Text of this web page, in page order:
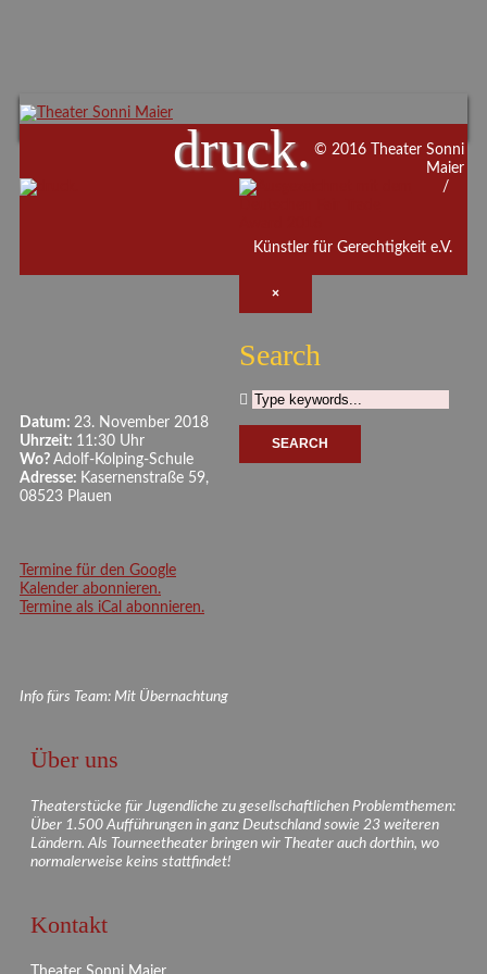
druck.
Datum: 23. November 2018
Uhrzeit: 11:30 Uhr
Wo? Adolf-Kolping-Schule
Adresse: Kasernenstraße 59,
08523 Plauen
Termine für den Google
Kalender abonnieren.
Termine als iCal abonnieren.
Info fürs Team: Mit Übernachtung
Über uns
Theaterstücke für Jugendliche zu gesellschaftlichen Problemthemen:
Über 1.500 Aufführungen in ganz Deutschland sowie 23 weiteren
Ländern. Als Tourneetheater bringen wir Theater auch dorthin, wo
normalerweise keins stattfindet!
Kontakt
© 2016 Theater Sonni
Maier
/
Künstler für Gerechtigkeit e.V.
×
Search